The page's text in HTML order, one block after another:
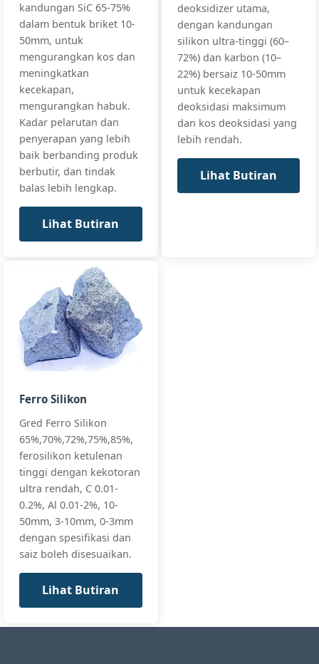
SiC
Briquette
Steelmaking
Foundry
SiC
Briquette
75%
SiC75-BQ,
SiC75-
Premium
73-77%
C:
15-20%
≤3%
+3 more
Premium
High Purity
All standards
kandungan SiC 65-75%
dalam bentuk briket 10-
50mm, untuk
mengurangkan kos dan
meningkatkan
kecekapan,
mengurangkan habuk.
Kadar pelarutan dan
penyerapan yang lebih
baik berbanding produk
berbutir, dan tindak
balas lebih lengkap.
Lihat Butiran
deoksidizer utama,
dengan kandungan
silikon ultra-tinggi (60–
72%) dan karbon (10–
22%) bersaiz 10-50mm
untuk kecekapan
deoksidasi maksimum
dan kos deoksidasi yang
lebih rendah.
Lihat Butiran
Ferro Silikon
Gred Ferro Silikon
65%,70%,72%,75%,85%,
ferosilikon ketulenan
tinggi dengan kekotoran
ultra rendah, C 0.01-
0.2%, Al 0.01-2%, 10-
50mm, 3-10mm, 0-3mm
dengan spesifikasi dan
saiz boleh disesuaikan.
Lihat Butiran